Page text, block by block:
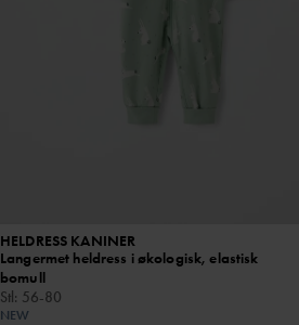
HELDRESS KANINER
Langermet heldress i økologisk, elastisk
bomull
Stl: 56-80
NEW